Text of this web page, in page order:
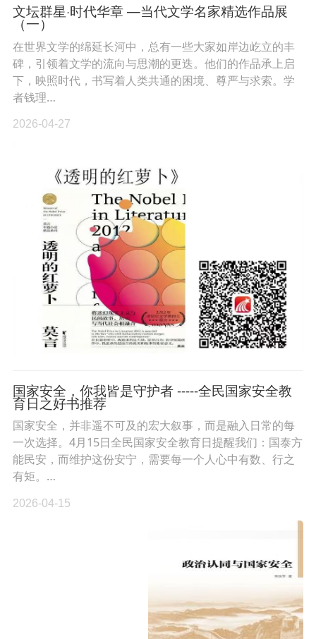
文坛群星·时代华章 —当代文学名家精选作品展
（一）
在世界文学的绵延长河中，总有一些大家如岸边屹立的丰
碑，引领着文学的流向与思潮的更迭。他们的作品承上启
下，映照时代，书写着人类共通的困境、尊严与求索。学
者钱理…
2026-04-27
国家安全，你我皆是守护者 -----全民国家安全教
育日之好书推荐
国家安全，并非遥不可及的宏大叙事，而是融入日常的每
一次选择。4月15日全民国家安全教育日提醒我们：国泰方
能民安，而维护这份安宁，需要每一个人心中有数、行之
有矩。…
2026-04-15